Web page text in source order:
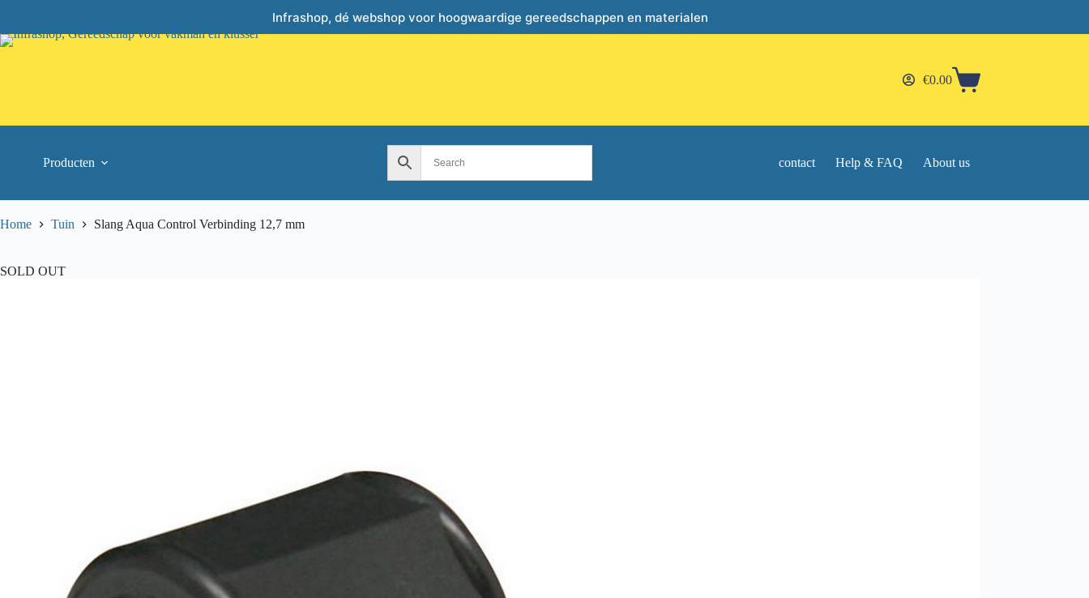
content
Infrashop, dé webshop voor hoogwaardige gereedschappen en materialen
Shopping
€0.00
Producten contact Help & FAQ About us
Home Tuin Slang Aqua Control Verbinding 12,7 mm
SOLD OUT